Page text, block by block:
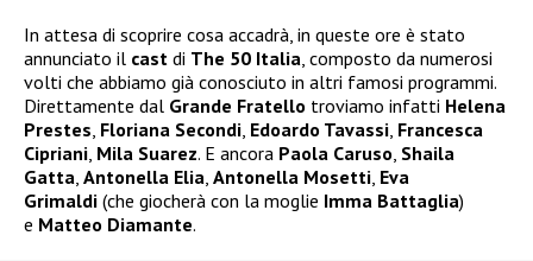
In attesa di scoprire cosa accadrà, in queste ore è stato
annunciato il cast di The 50 Italia , composto da numerosi
volti che abbiamo già conosciuto in altri famosi programmi.
Direttamente dal Grande Fratello troviamo infatti Helena
Prestes Floriana Secondi Edoardo Tavassi Francesca
Cipriani Mila Suarez. E ancora Paola Caruso Shaila
Gatta Antonella Elia Antonella Mosetti Eva
Grimaldi (che giocherà con la moglie Imma Battaglia)
e Matteo Diamante.